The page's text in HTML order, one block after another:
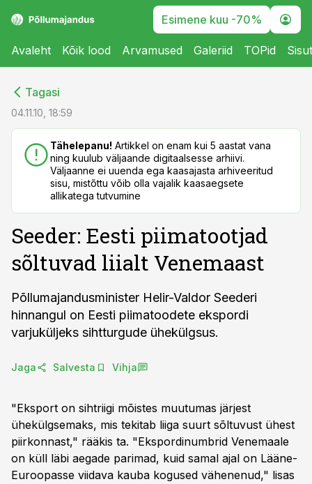
Esimene kuu -70%
Avaleht Kõik lood Arvamused Galeriid TOPid
Tagasi
04.11.10, 18:59
Tähelepanu! Artikkel on enam kui 5 aastat vana
ning kuulub väljaande digitaalsesse arhiivi.
Väljaanne ei uuenda ega kaasajasta arhiveeritud
sisu, mistõttu võib olla vajalik kaasaegsete
allikatega tutvumine
Seeder: Eesti piimatootjad
sõltuvad liialt Venemaast
Põllumajandusminister Helir-Valdor Seederi
hinnangul on Eesti piimatoodete ekspordi
varjuküljeks sihtturgude ühekülgsus.
Jaga Salvesta Vihja
"Eksport on sihtriigi mõistes muutumas järjest
ühekülgsemaks, mis tekitab liiga suurt sõltuvust ühest
piirkonnast," rääkis ta. "Ekspordinumbrid Venemaale
on küll läbi aegade parimad, kuid samal ajal on Lääne-
Euroopasse viidava kauba kogused vähenenud," lisas